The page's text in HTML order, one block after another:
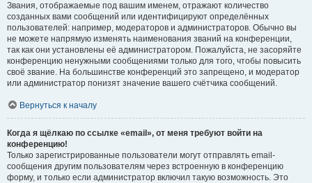
Звания, отображаемые под вашим именем, отражают количество
созданных вами сообщений или идентифицируют определённых
пользователей: например, модераторов и администраторов. Обычно вы
не можете напрямую изменять наименования званий на конференции,
так как они установлены её администратором. Пожалуйста, не засоряйте
конференцию ненужными сообщениями только для того, чтобы повысить
своё звание. На большинстве конференций это запрещено, и модератор
или администратор понизят значение вашего счётчика сообщений.
Вернуться к началу
Когда я щёлкаю по ссылке «email», от меня требуют войти на
конференцию!
Только зарегистрированные пользователи могут отправлять email-
сообщения другим пользователям через встроенную в конференцию
форму, и только если администратор включил такую возможность. Это